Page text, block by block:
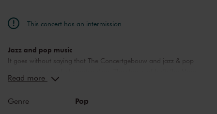
This concert has an intermission
Jazz and pop music
It goes without saying that The Concertgebouw and jazz & pop
Hall and the Recital Hall have borne witness to nearly the whole of
performed here, as have Miles Davis and Louis Armstrong. Famous
Read more
Genre Pop